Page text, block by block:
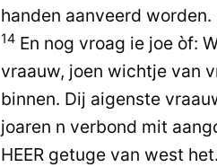
handen aanveerd worden.
14 En nog vroag ie joe òf:
vraauw, joen wichtje van
binnen. Dij aigenste
joaren n verbond mit
HEER getuge van west het.